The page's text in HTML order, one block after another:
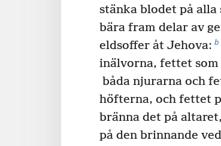
stänka blodet på
bära fram delar av
eldsoffer åt Jehova: b
inälvorna, fettet
båda njurarna och
höfterna, och fettet
bränna det på
på den brinnande